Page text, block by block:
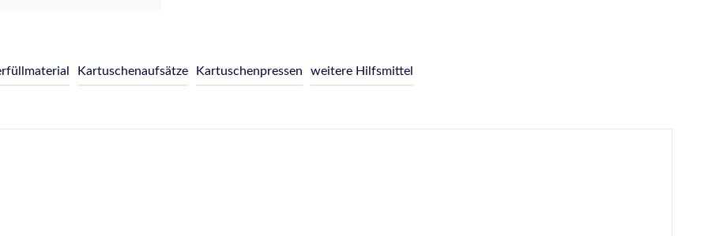
Kartuschenaufsätze Kartuschenpressen weitere Hilfsmittel